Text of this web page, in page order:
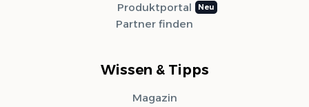
Produktportal
Partner finden
Wissen & Tipps
Magazin